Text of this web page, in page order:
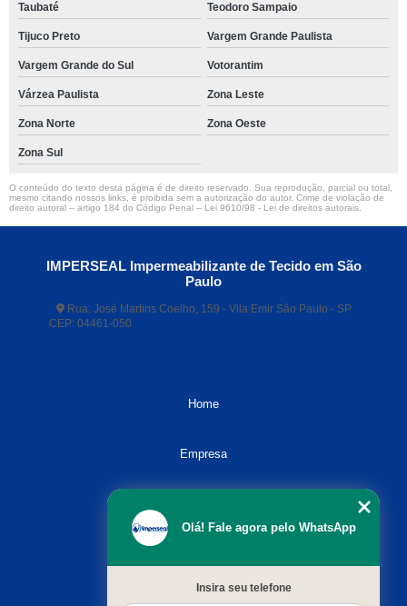
Taubaté Teodoro Sampaio
Tijuco Preto Vargem Grande Paulista
Vargem Grande do Sul Votorantim
Várzea Paulista Zona Leste
Zona Norte Zona Oeste
Zona Sul
O conteúdo do texto desta página é de direito reservado. Sua reprodução, parcial ou total,
mesmo citando nossos links, é proibida sem a autorização do autor. Crime de violação de
direito autoral – artigo 184 do Código Penal – Lei 9610/98 - Lei de direitos autorais
IMPERSEAL Impermeabilizante de Tecido em São
Paulo
Rua: José Martins Coelho, 159 - Vila Emir São Paulo - SP
CEP: 04461-050
Home
Empresa
Olá! Fale agora pelo WhatsApp
Insira seu telefone